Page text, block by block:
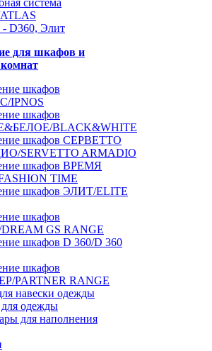
система
для шкафов и
шкафов
IPNOS
шкафов
BLACK&WHITE
шкафов СЕРВЕТТО
SERVETTO ARMADIO
шкафов ВРЕМЯ
TIME
шкафов ЭЛИТ/ELITE
шкафов
GS RANGE
шкафов D 360/D 360
шкафов
PARTNER RANGE
навески одежды
одежды
для наполнения